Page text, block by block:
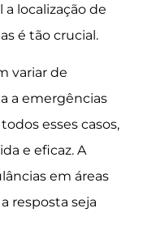
a localização de
é tão crucial.
variar de
a emergências
esses casos,
e eficaz. A
em áreas
resposta seja